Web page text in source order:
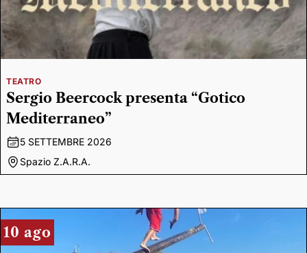
TEATRO
Sergio Beercock presenta “Gotico
Mediterraneo”
5 SETTEMBRE 2026
Spazio Z.A.R.A.
10 ago